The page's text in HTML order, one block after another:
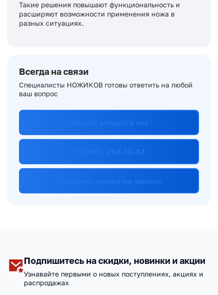
Такие решения повышают функциональность и
расширяют возможности применения ножа в
разных ситуациях.
Всегда на связи
Специалисты НОЖИКОВ готовы ответить на любой
ваш вопрос
Подпишитесь на скидки, новинки и акции
Узнавайте первыми о новых поступлениях, акциях и
распродажах